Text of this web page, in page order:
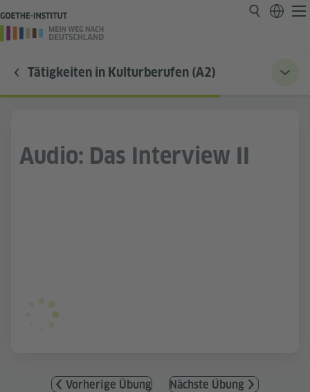
Tätigkeiten in Kulturberufen (A2)
Audio: Das Interview II
Vorherige Übung Nächste Übung